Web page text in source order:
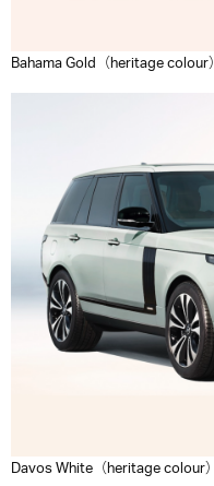
Bahama Gold（heritage colour）
Davos White（heritage colour）